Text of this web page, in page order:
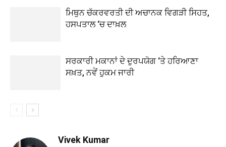
ਮਿਥੁਨ ਚੱਕਰਵਰਤੀ ਦੀ ਅਚਾਨਕ ਵਿਗੜੀ ਸਿਹਤ,
ਹਸਪਤਾਲ ‘ਚ ਦਾਖ਼ਲ
ਸਰਕਾਰੀ ਮਕਾਨਾਂ ਦੇ ਦੁਰਪਯੋਗ ‘ਤੇ ਹਰਿਆਣਾ
ਸਖ਼ਤ, ਨਵੇਂ ਹੁਕਮ ਜਾਰੀ
Vivek Kumar